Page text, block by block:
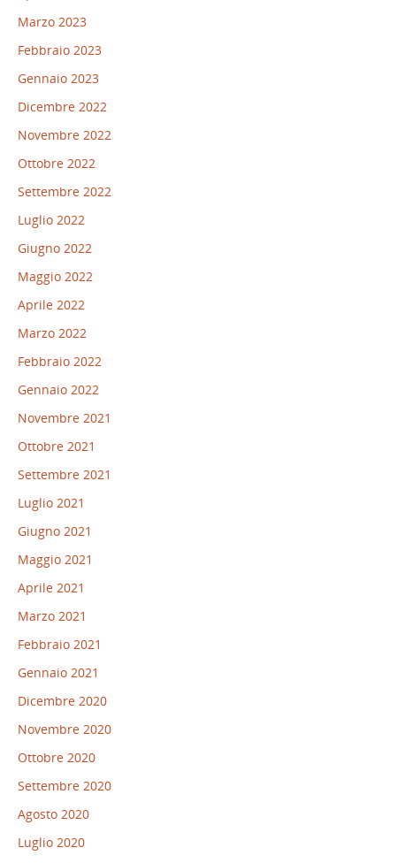
Marzo 2023
Febbraio 2023
Gennaio 2023
Dicembre 2022
Novembre 2022
Ottobre 2022
Settembre 2022
Luglio 2022
Giugno 2022
Maggio 2022
Aprile 2022
Marzo 2022
Febbraio 2022
Gennaio 2022
Novembre 2021
Ottobre 2021
Settembre 2021
Luglio 2021
Giugno 2021
Maggio 2021
Aprile 2021
Marzo 2021
Febbraio 2021
Gennaio 2021
Dicembre 2020
Novembre 2020
Ottobre 2020
Settembre 2020
Agosto 2020
Luglio 2020